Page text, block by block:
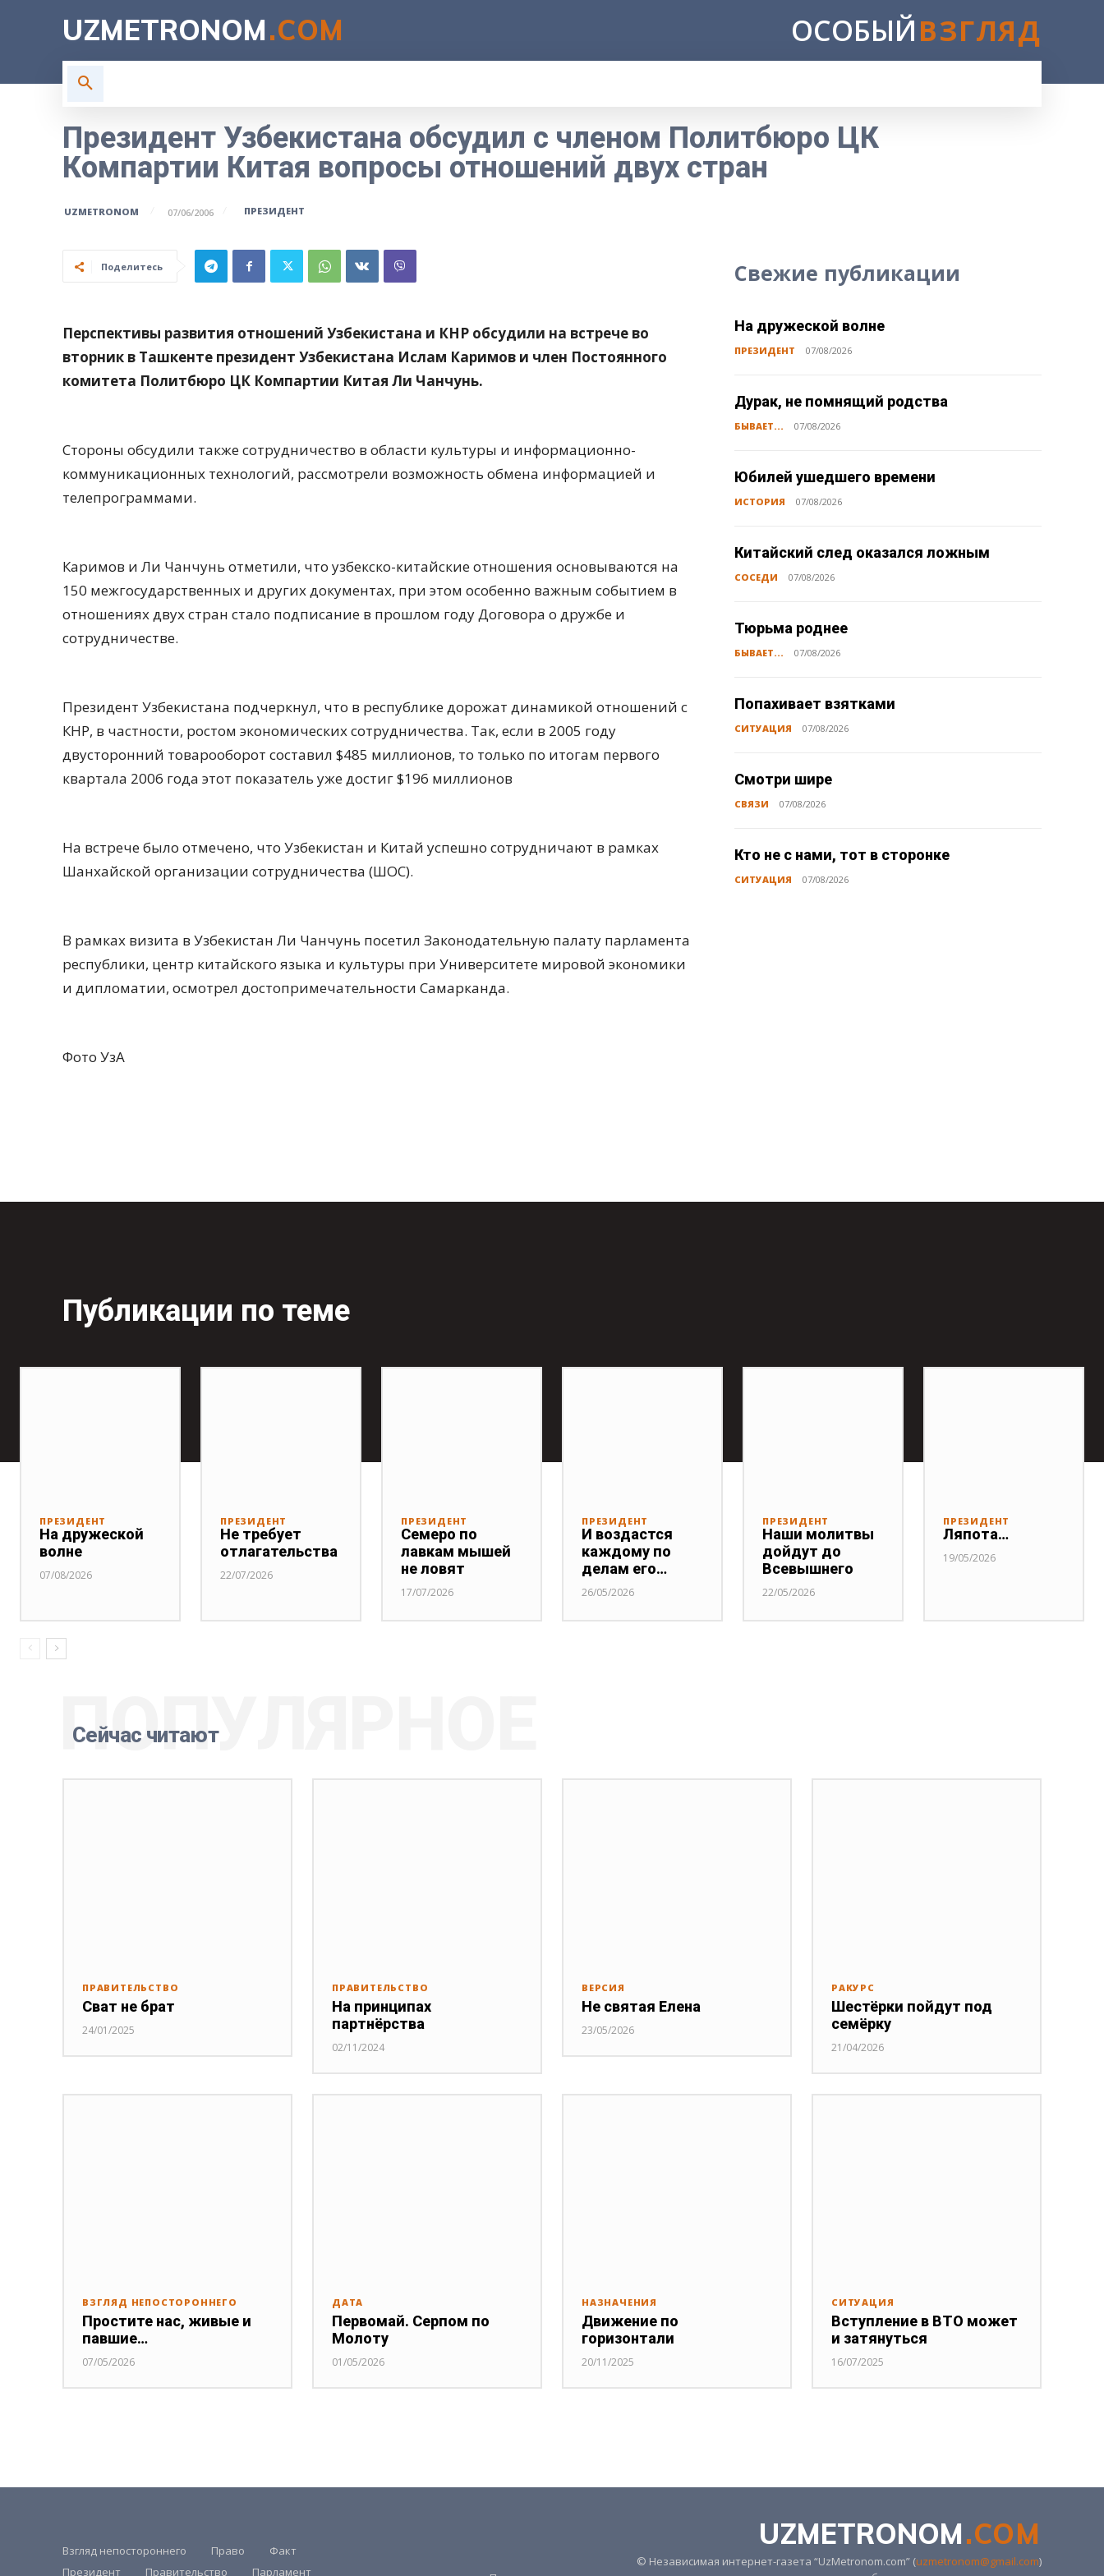
UZMETRONOM.COM ОСОБЫЙВЗГЛЯД
Президент Узбекистана обсудил с членом Политбюро ЦК
Компартии Китая вопросы отношений двух стран
UZMETRONOM 07/06/2006 ПРЕЗИДЕНТ
Поделитесь
Перспективы развития отношений Узбекистана и КНР обсудили на встрече во
вторник в Ташкенте президент Узбекистана Ислам Каримов и член Постоянного
комитета Политбюро ЦК Компартии Китая Ли Чанчунь.
Cтороны обсудили также сотрудничество в области культуры и информационно-
коммуникационных технологий, рассмотрели возможность обмена информацией и
телепрограммами.
Каримов и Ли Чанчунь отметили, что узбекско-китайские отношения основываются на
150 межгосударственных и других документах, при этом особенно важным событием в
отношениях двух стран стало подписание в прошлом году Договора о дружбе и
сотрудничестве.
Президент Узбекистана подчеркнул, что в республике дорожат динамикой отношений с
КНР, в частности, ростом экономических сотрудничества. Так, если в 2005 году
двусторонний товарооборот составил $485 миллионов, то только по итогам первого
квартала 2006 года этот показатель уже достиг $196 миллионов
На встрече было отмечено, что Узбекистан и Китай успешно сотрудничают в рамках
Шанхайской организации сотрудничества (ШОС).
В рамках визита в Узбекистан Ли Чанчунь посетил Законодательную палату парламента
республики, центр китайского языка и культуры при Университете мировой экономики
и дипломатии, осмотрел достопримечательности Самарканда.
Фото УзА
Свежие публикации
На дружеской волне
ПРЕЗИДЕНТ 07/08/2026
Дурак, не помнящий родства
БЫВАЕТ... 07/08/2026
Юбилей ушедшего времени
ИСТОРИЯ 07/08/2026
Китайский след оказался ложным
СОСЕДИ 07/08/2026
Тюрьма роднее
БЫВАЕТ... 07/08/2026
Попахивает взятками
СИТУАЦИЯ 07/08/2026
Смотри шире
СВЯЗИ 07/08/2026
Кто не с нами, тот в сторонке
СИТУАЦИЯ 07/08/2026
Публикации по теме
ПРЕЗИДЕНТ
На дружеской
волне
07/08/2026
ПРЕЗИДЕНТ
Не требует
отлагательства
22/07/2026
ПРЕЗИДЕНТ
Семеро по
лавкам мышей
не ловят
17/07/2026
ПРЕЗИДЕНТ
И воздастся
каждому по
делам его…
26/05/2026
ПРЕЗИДЕНТ
Наши молитвы
дойдут до
Всевышнего
22/05/2026
ПРЕЗИДЕНТ
Ляпота…
19/05/2026
Сейчас читают
ПОПУЛЯРНОЕ
ПРАВИТЕЛЬСТВО
Сват не брат
24/01/2025
ПРАВИТЕЛЬСТВО
На принципах
партнёрства
02/11/2024
ВЕРСИЯ
Не святая Елена
23/05/2026
РАКУРС
Шестёрки пойдут под
семёрку
21/04/2026
ВЗГЛЯД НЕПОСТОРОННЕГО
Простите нас, живые и
павшие…
07/05/2026
ДАТА
Первомай. Серпом по
Молоту
01/05/2026
НАЗНАЧЕНИЯ
Движение по
горизонтали
20/11/2025
СИТУАЦИЯ
Вступление в ВТО может
и затянуться
16/07/2025
Взгляд непостороннего Право
Факт
Президент
Правительство Парламент
UZMETRONOM.COM
© Независимая интернет-газета “UzMetronom.com” (uzmetronom@gmail.com)